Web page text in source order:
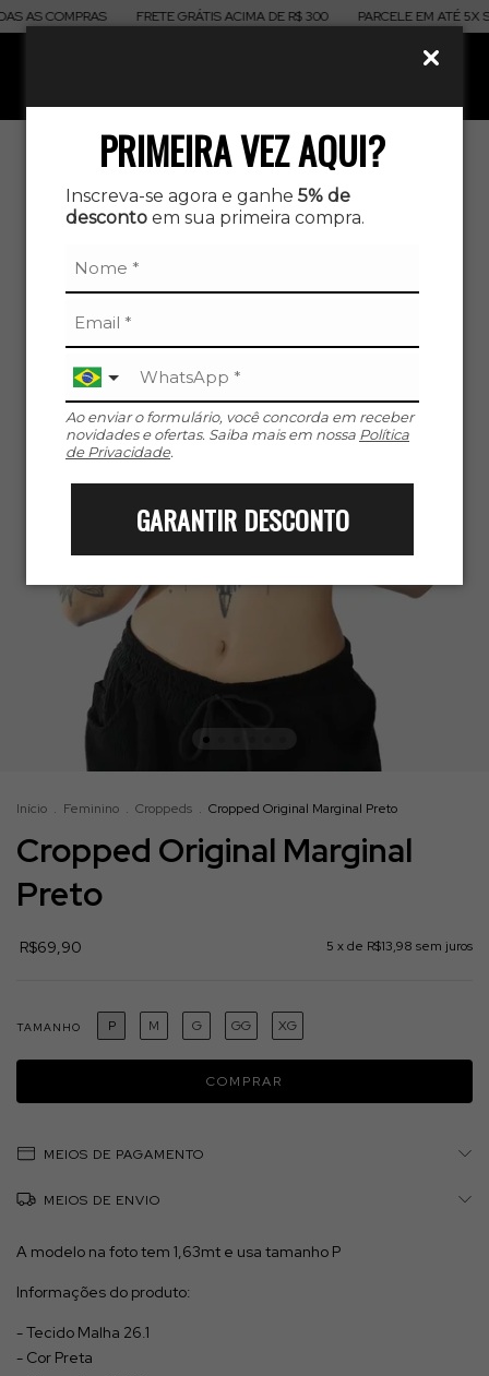
PRIMEIRA VEZ AQUI?
Inscreva-se agora e ganhe 5% de
desconto em sua primeira compra.
Ao enviar o formulário, você concorda em receber
novidades e ofertas. Saiba mais em nossa Política
de Privacidade.
GARANTIR DESCONTO
AS COMPRAS FRETE GRÁTIS ACIMA DE R$ 300 PARCELE EM ATÉ 5X
Início . Feminino . Croppeds . Cropped Original Marginal Preto
Cropped Original Marginal
Preto
R$69,90 5 x de R$13,98 sem juros
TAMANHO P M G GG XG
MEIOS DE PAGAMENTO
MEIOS DE ENVIO
A modelo na foto tem 1,63mt e usa tamanho P
Informações do produto:
- Tecido Malha 26.1
- Cor Preta